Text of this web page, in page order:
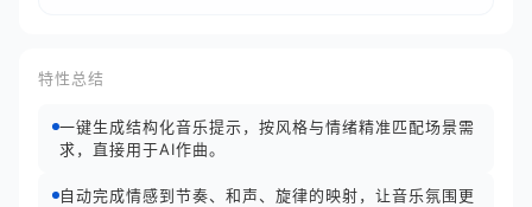
特性总结
一键生成结构化音乐提示，按风格与情绪精准匹配场景需
求，直接用于AI作曲。
自动完成情感到节奏、和声、旋律的映射，让音乐氛围更